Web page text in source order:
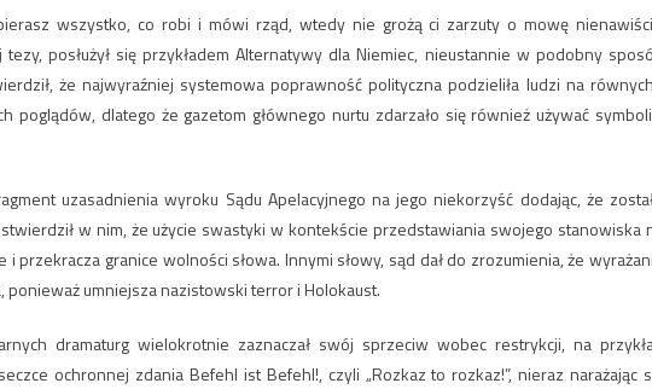
wszystko, co robi i mówi rząd, wtedy nie grożą ci zarzuty o mowę
posłużył się przykładem Alternatywy dla Niemiec, nieustannie w podobny
że najwyraźniej systemowa poprawność polityczna podzieliła ludzi na
poglądów, dlatego że gazetom głównego nurtu zdarzało się również używać
uzasadnienia wyroku Sądu Apelacyjnego na jego niekorzyść dodając, że
w nim, że użycie swastyki w kontekście przedstawiania swojego stanowiska
przekracza granice wolności słowa. Innymi słowy, sąd dał do zrozumienia, że
umniejsza nazistowski terror i Holokaust.
dramaturg wielokrotnie zaznaczał swój sprzeciw wobec restrykcji, na
ochronnej zdania Befehl ist Befehl!, czyli „Rozkaz to rozkaz!”, nieraz narażając